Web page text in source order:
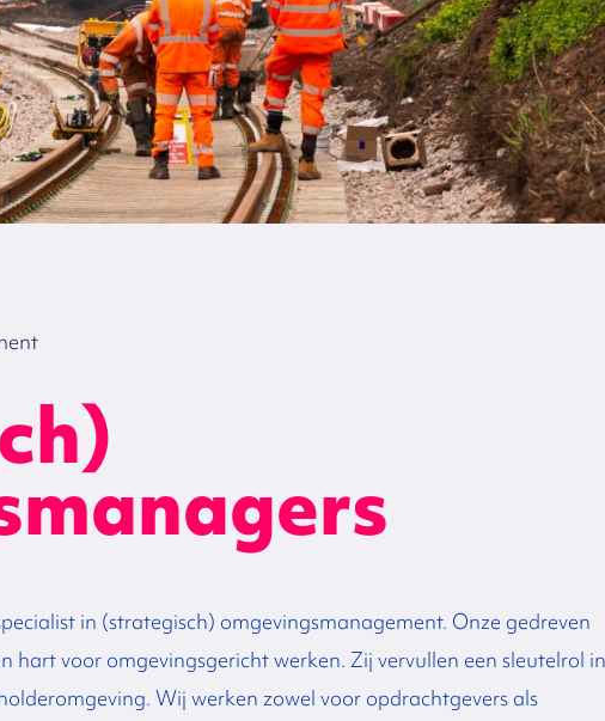
in (strategisch) omgevingsmanagement. Onze gedreven
hart voor omgevingsgericht werken. Zij vervullen een sleutelrol in
Wij werken zowel voor opdrachtgevers als